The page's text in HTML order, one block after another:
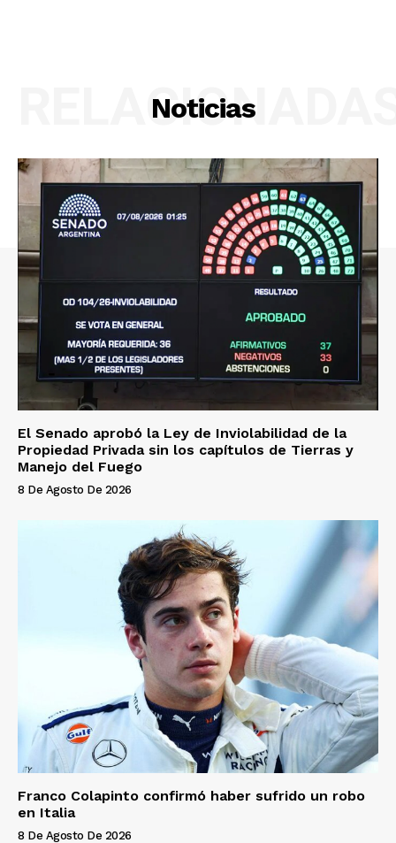
Noticias
El Senado aprobó la Ley de Inviolabilidad de la
Propiedad Privada sin los capítulos de Tierras y
Manejo del Fuego
8 De Agosto De 2026
Franco Colapinto confirmó haber sufrido un robo
en Italia
8 De Agosto De 2026